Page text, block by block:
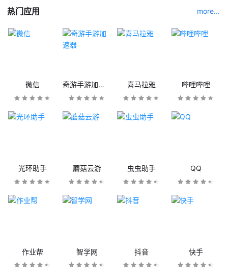
热门应用 more...
微信 奇游手游加速器 喜马拉雅 哔哩哔哩
光环助手 蘑菇云游 虫虫助手 QQ
作业帮 智学网 抖音 快手